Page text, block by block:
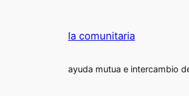
la comunitaria
ayuda mutua e intercambio